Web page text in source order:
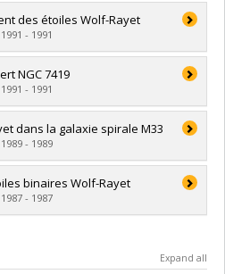
Papyrus
des étoiles Wolf-Rayet
- 1991
Papyrus
NGC 7419
- 1991
Papyrus
dans la galaxie spirale M33
- 1989
binaires Wolf-Rayet
- 1987
Expand all